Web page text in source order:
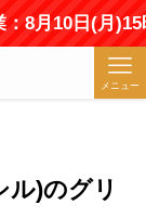
10日(月)15時ま
メニュー
ル)のグリ